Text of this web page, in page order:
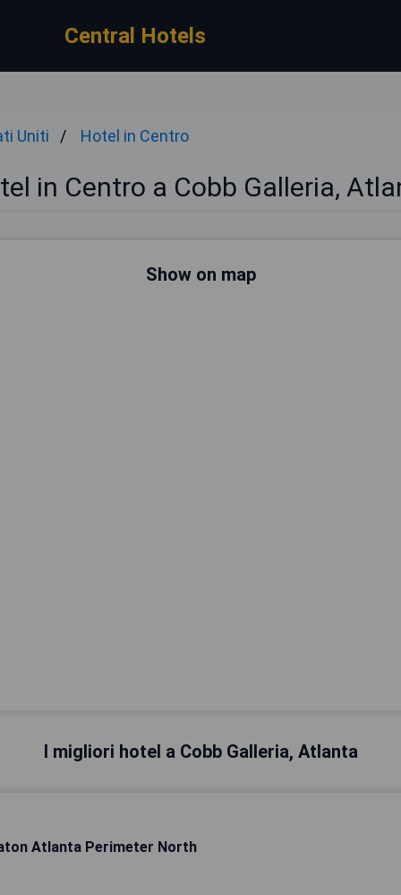
Central Hotels
Uniti Hotel in Centro
in Centro a Cobb Galleria,
Show on map
I migliori hotel a Cobb Galleria, Atlanta
Atlanta Perimeter North